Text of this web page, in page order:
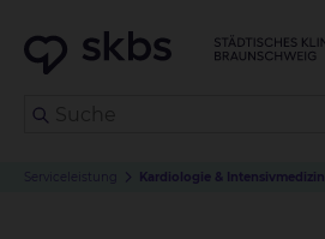
Serviceleistung Kardiologie & Intensivmedizin